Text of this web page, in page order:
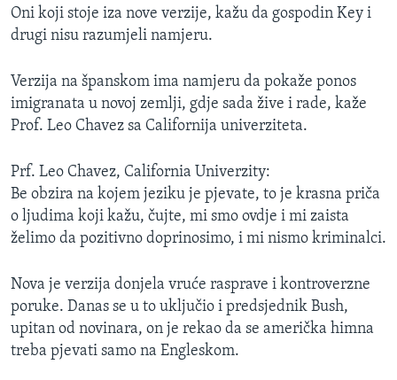
Oni koji stoje iza nove verzije, kažu da gospodin Key i
drugi nisu razumjeli namjeru.
Verzija na španskom ima namjeru da pokaže ponos
imigranata u novoj zemlji, gdje sada žive i rade, kaže
Prof. Leo Chavez sa Californija univerziteta.
Prf. Leo Chavez, California Univerzity:
Be obzira na kojem jeziku je pjevate, to je krasna priča
o ljudima koji kažu, čujte, mi smo ovdje i mi zaista
želimo da pozitivno doprinosimo, i mi nismo kriminalci.
Nova je verzija donjela vruće rasprave i kontroverzne
poruke. Danas se u to uključio i predsjednik Bush,
upitan od novinara, on je rekao da se američka himna
treba pjevati samo na Engleskom.